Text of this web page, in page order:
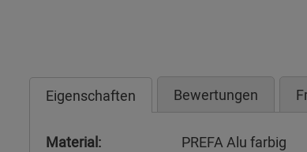
Eigenschaften Bewertungen
Material:
PREFA Alu farbig